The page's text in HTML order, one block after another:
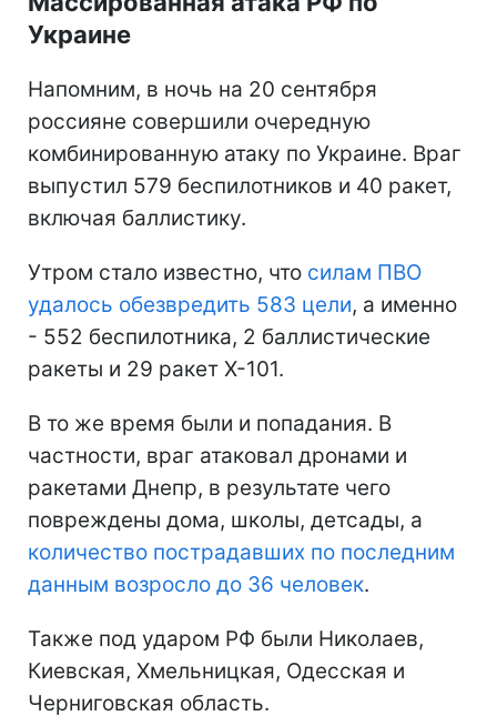
Украине
Напомним, в ночь на 20 сентября
россияне совершили очередную
комбинированную атаку по Украине. Враг
выпустил 579 беспилотников и 40 ракет,
включая баллистику.
Утром стало известно, что силам ПВО
удалось обезвредить 583 цели, а именно
- 552 беспилотника, 2 баллистические
ракеты и 29 ракет Х-101.
В то же время были и попадания. В
частности, враг атаковал дронами и
ракетами Днепр, в результате чего
повреждены дома, школы, детсады, а
количество пострадавших по последним
данным возросло до 36 человек.
Также под ударом РФ были Николаев,
Киевская, Хмельницкая, Одесская и
Черниговская область.